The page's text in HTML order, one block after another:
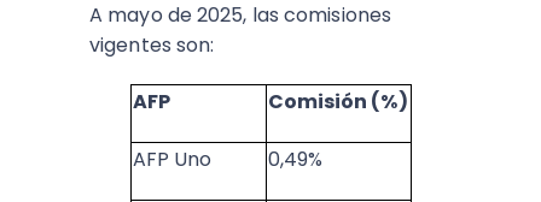
A mayo de 2025, las comisiones
vigentes son:
AFP Comisión (%)
AFP Uno 0,49%